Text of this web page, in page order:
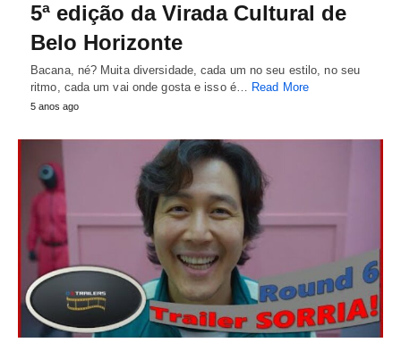
5ª edição da Virada Cultural de
Belo Horizonte
Bacana, né? Muita diversidade, cada um no seu estilo, no seu
ritmo, cada um vai onde gosta e isso é… Read More
5 anos ago